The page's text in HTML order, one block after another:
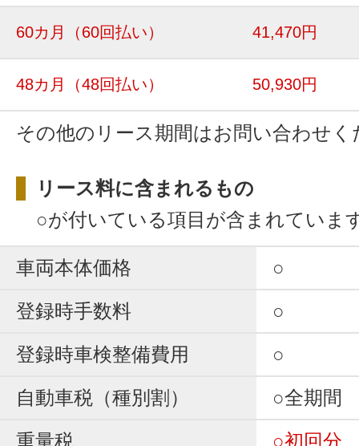
60カ月 （60回払い） 41,470円
48カ月 （48回払い） 50,930円
その他のリース期間はお問い合わせく
リース料に含まれるもの
○が付いている項目が含まれていま
車両本体価格
○
登録時手数料
○
登録時車検整備費用
○
自動車税（種別割）
○全期間
重量税
○初回分